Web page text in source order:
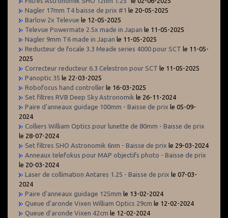
Nagler 17mm T4 baisse de prix #1 le 20-05-2025
Barlow 2x Televue le 12-05-2025
Televue Powermate 2.5x made in Japan le 11-05-2025
Nagler 9mm T6 made in Japan le 11-05-2025
Reducteur de focale 3.3 Meade series 4000 pour SCT le 11-05-
2025
Correcteur reducteur 6.3 Celestron pour SCT le 11-05-2025
Panoptic 35 le 22-03-2025
Robofocus hand controller le 16-03-2025
Set filtres RVB Deep Sky Astronomik le 26-11-2024
Paire d'anneaux guidage 100mm - Baisse de prix le 05-09-
2024
Colliers William Optics pour lunette de 80mm - Baisse de prix
le 28-07-2024
Set filtres SHO Astronomik 6nm - Baisse de prix le 29-03-2024
Anneaux telefokus pour MAP objectifs photo - Baisse de prix
le 20-03-2024
Laser de collimation Antares 1.25 - Baisse de prix le 07-03-
2024
Paire d'anneaux guidage 125mm le 13-02-2024
Queue d'aronde Vixen William Optics 29cm le 12-02-2024
Queue d'aronde Vixen 42cm le 12-02-2024